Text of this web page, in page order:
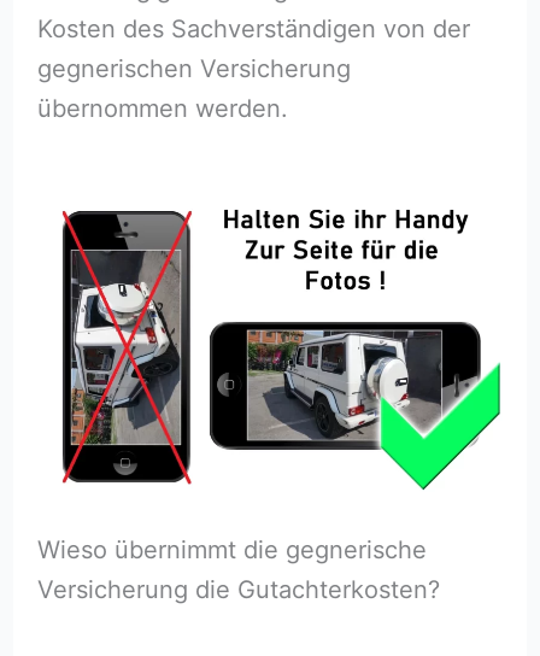
Kosten des Sachverständigen von der
gegnerischen Versicherung
übernommen werden.
Wieso übernimmt die gegnerische
Versicherung die Gutachterkosten?